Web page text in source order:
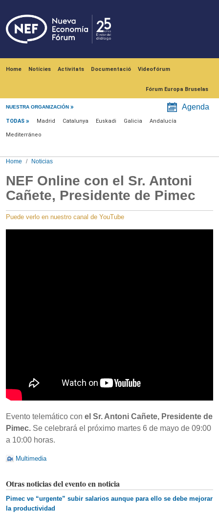
Home Notícies Activitats Documentació Videofórum
Fórum Europa Bruselas
NUESTRA ORGANIZACIÓN Agenda
Menú noticias
TODAS Madrid Catalunya Euskadi Galicia Andalucía
Mediterráneo
Home Noticias
NEF Online con el Sr. Antoni
Cañete, Presidente de Pimec
Puede verlo en nuestro canal de YouTube
Evento telemático con el Sr. Antoni Cañete, Presidente de
Pimec. Se celebrará el próximo martes 6 de mayo de 09:00
a 10:00 horas.
Multimedia
Otras noticias del evento en noticia
Pimec ve “urgente” subir salarios aunque para ello se debe mejorar
la productividad